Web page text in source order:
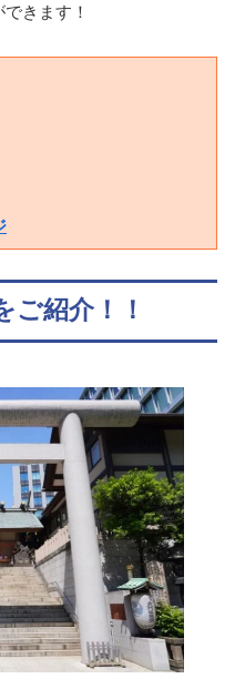
きます！
ご紹介！！